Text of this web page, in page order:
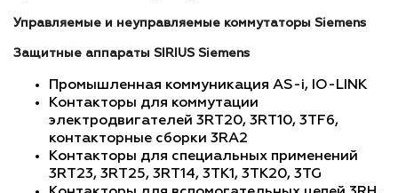
Управляемые и неуправляемые коммутаторы Siemens
Защитные аппараты SIRIUS Siemens
Промышленная коммуникация AS-i, IO-LINK
Контакторы для коммутации
электродвигателей 3RT20, 3RT10, 3TF6,
контакторные сборки 3RA2
Контакторы для специальных применений
3RT23, 3RT25, 3RT14, 3TK1, 3TK20, 3TG